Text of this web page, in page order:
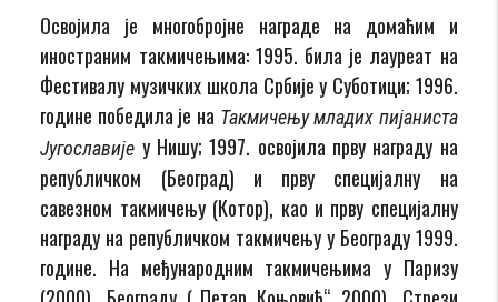
Освојила је многобројне награде на домаћим и
иностраним такмичењима: 1995. била је лауреат на
Фестивалу музичких школа Србије у Суботици; 1996.
године победила је на Такмичењу младих пијаниста
Југославије у Нишу; 1997. освојила прву награду на
републичком (Београд) и прву специјалну на
савезном такмичењу (Котор), као и прву специјалну
награду на републичком такмичењу у Београду 1999.
године. На међународним такмичењима у Паризу